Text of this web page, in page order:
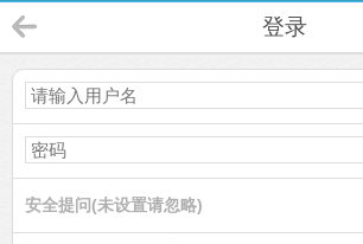
登录
安全提问(未设置请忽略)